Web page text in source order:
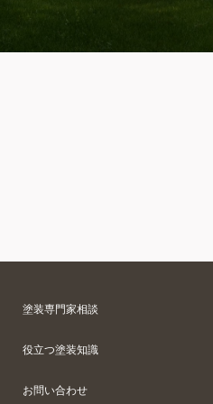
塗装専門家相談
役立つ塗装知識
お問い合わせ